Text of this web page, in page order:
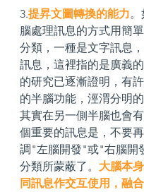
3.提昇文圖轉換的能力
腦處理訊息的方式用簡
分類，一種是文字訊息
訊息，這裡指的是廣義
的研究已逐漸證明，有
的半腦功能，涇渭分明
其實在另一側半腦也會
個重要的訊息是，不要
調"左腦開發"或"右腦開
分類所蒙蔽了。 大腦本
同訊息作交互使用，融